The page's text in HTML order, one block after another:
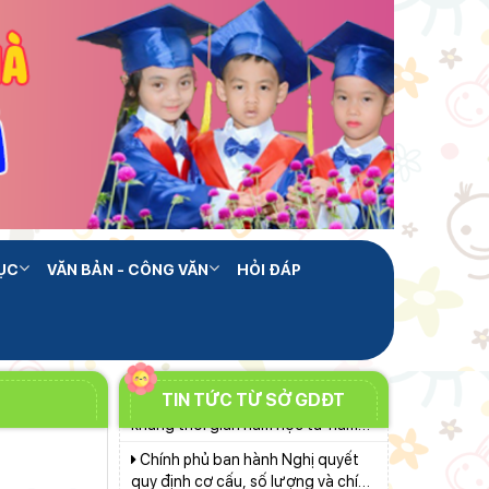
VĂN BẢN - CÔNG VĂN HỎI ĐÁP
TIN TỨC TỪ SỞ GDĐT
lập tại các địa phương
Phó Chủ tịch UBND tỉnh Lâm
Đồng Nguyễn Minh kiểm tra tiến
độ Dự án Trường TH&THCS Xuân
Hương
Lâm Đồng chủ động ứng phó
nguy cơ thiếu nước do El Nino
Chuẩn bị hành trang cho trẻ vào
lớp 1: Đồng hành đúng cách từ gia
đình
Trường THPT Chuyên Bảo Lộc
trước năm học mới
năm học mới
Bộ Giáo dục và Đào tạo ban hành
khung thời gian năm học từ năm
học 2026–2027
sách đối với đội ngũ quản lý, nhân
Sở Giáo dục và Đào tạo Lâm